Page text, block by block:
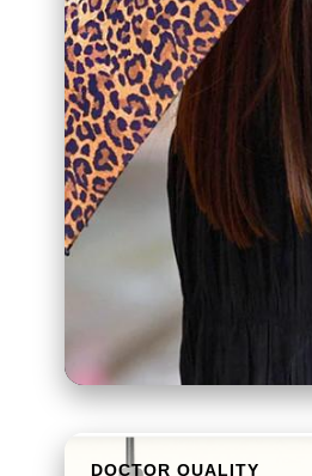
DOCTOR QUALITY